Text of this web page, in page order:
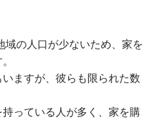
域の人口が少ないため、家を
ますが、彼らも限られた数
っている人が多く、家を購